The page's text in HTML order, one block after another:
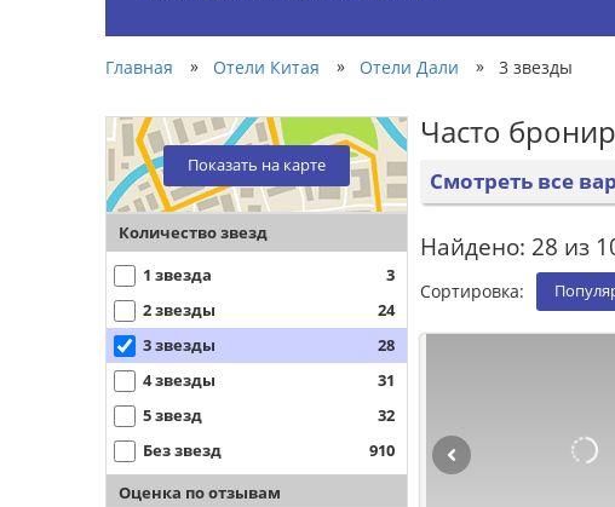
Главная » Отели Китая » Отели Дали » 3 звезды
Показать на карте
Количество звезд
1 звезда
3
2 звезды
24
3 звезды
28
4 звезды
31
5 звезд
32
Без звезд
910
Оценка по отзывам
Часто
Смотреть все
Найдено: 28 из
Сортировка: